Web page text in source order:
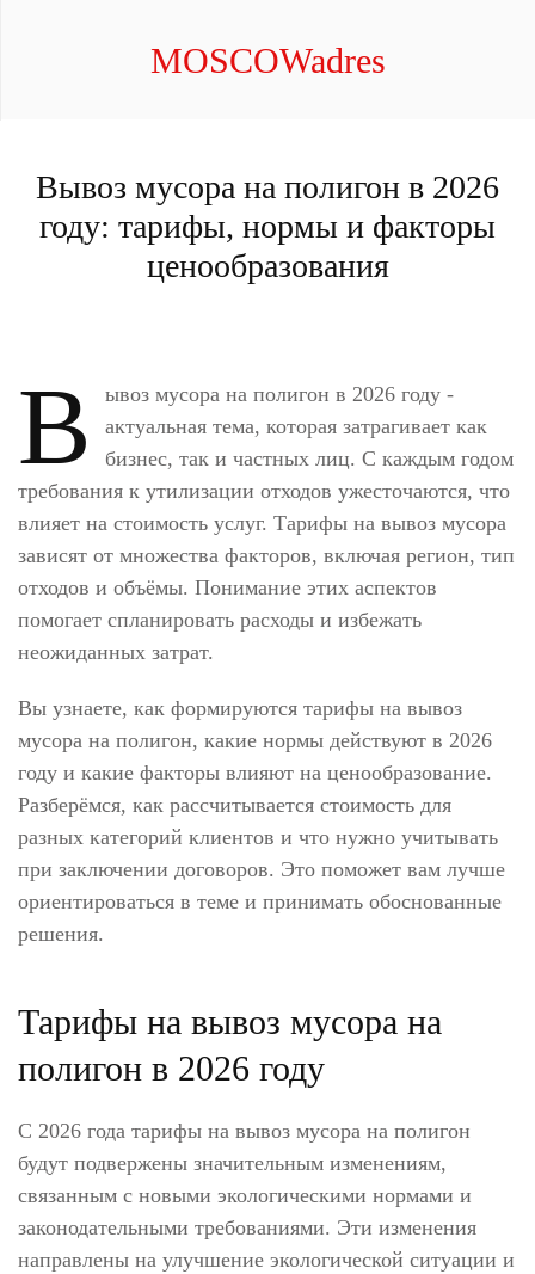
MOSCOWadres
Вывоз мусора на полигон в 2026
году: тарифы, нормы и факторы
ценообразования
В
ывоз мусора на полигон в 2026 году -
актуальная тема, которая затрагивает как
бизнес, так и частных лиц. С каждым годом
требования к утилизации отходов ужесточаются, что
влияет на стоимость услуг. Тарифы на вывоз мусора
зависят от множества факторов, включая регион, тип
отходов и объёмы. Понимание этих аспектов
помогает спланировать расходы и избежать
неожиданных затрат.
Вы узнаете, как формируются тарифы на вывоз
мусора на полигон, какие нормы действуют в 2026
году и какие факторы влияют на ценообразование.
Разберёмся, как рассчитывается стоимость для
разных категорий клиентов и что нужно учитывать
при заключении договоров. Это поможет вам лучше
ориентироваться в теме и принимать обоснованные
решения.
Тарифы на вывоз мусора на
полигон в 2026 году
С 2026 года тарифы на вывоз мусора на полигон
будут подвержены значительным изменениям,
связанным с новыми экологическими нормами и
законодательными требованиями. Эти изменения
направлены на улучшение экологической ситуации и